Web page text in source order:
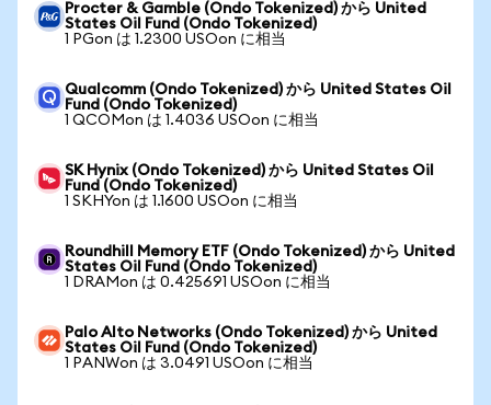
Procter & Gamble (Ondo Tokenized) から United
States Oil Fund (Ondo Tokenized)
1 PGon は 1.2300 USOon に相当
Qualcomm (Ondo Tokenized) から United States Oil
Fund (Ondo Tokenized)
1 QCOMon は 1.4036 USOon に相当
SK Hynix (Ondo Tokenized) から United States Oil
Fund (Ondo Tokenized)
1 SKHYon は 1.1600 USOon に相当
Roundhill Memory ETF (Ondo Tokenized) から United
States Oil Fund (Ondo Tokenized)
1 DRAMon は 0.425691 USOon に相当
Palo Alto Networks (Ondo Tokenized) から United
States Oil Fund (Ondo Tokenized)
1 PANWon は 3.0491 USOon に相当